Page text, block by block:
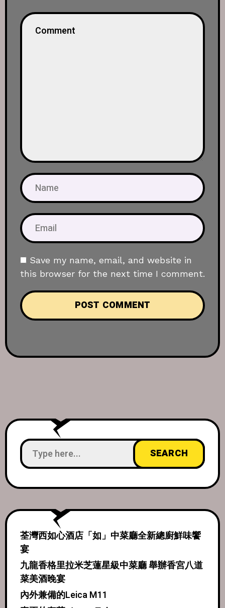
Save my name, email, and website in
this browser for the next time I comment.
荃灣西如心酒店「如」中菜廳全新總廚鮮味饗
宴
九龍香格里拉米芝蓮星級中菜廳 舉辦香宮八道
菜美酒晚宴
內外兼備的Leica M11